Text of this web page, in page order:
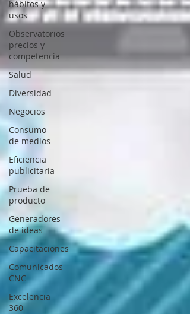
hábitos y
usos
Observatorios
precios y
competencia
Salud
Diversidad
Negocios
Consumo
de medios
Eficiencia
publicitaria
Prueba de
producto
Generadores
de ideas
Capacitaciones
Comunicados
CNC
Excelencia
360